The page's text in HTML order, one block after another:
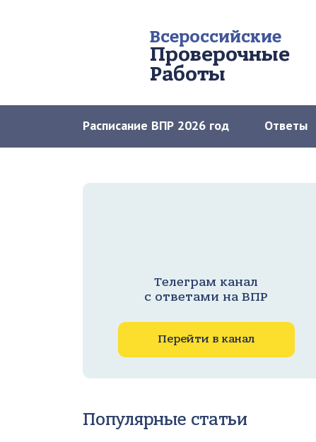
Всероссийские
Проверочные
Работы
Расписание ВПР 2026 год Ответы
Телеграм канал
с ответами на ВПР
Перейти в канал
Популярные статьи